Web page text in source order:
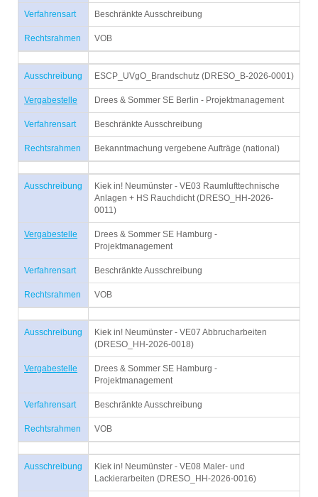
Verfahrensart Beschränkte Ausschreibung
Rechtsrahmen VOB
Ausschreibung ESCP_UVgO_Brandschutz (DRESO_B-2026-0001)
Vergabestelle Drees & Sommer SE Berlin - Projektmanagement
Verfahrensart Beschränkte Ausschreibung
Rechtsrahmen Bekanntmachung vergebene Aufträge (national)
Ausschreibung
Kiek in! Neumünster - VE03 Raumlufttechnische
Anlagen + HS Rauchdicht (DRESO_HH-2026-
0011)
Vergabestelle
Drees & Sommer SE Hamburg -
Projektmanagement
Verfahrensart Beschränkte Ausschreibung
Rechtsrahmen VOB
Ausschreibung
Kiek in! Neumünster - VE07 Abbrucharbeiten
(DRESO_HH-2026-0018)
Vergabestelle
Drees & Sommer SE Hamburg -
Projektmanagement
Verfahrensart Beschränkte Ausschreibung
Rechtsrahmen VOB
Ausschreibung
Kiek in! Neumünster - VE08 Maler- und
Lackierarbeiten (DRESO_HH-2026-0016)